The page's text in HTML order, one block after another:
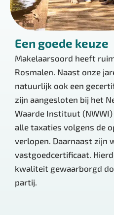
Een goede keuze
Makelaarsoord heeft
Rosmalen. Naast onze
natuurlijk ook een
zijn aangesloten bij het
Waarde Instituut
alle taxaties volgens de
verlopen. Daarnaast zijn
vastgoedcertificaat.
kwaliteit gewaarborgd
partij.